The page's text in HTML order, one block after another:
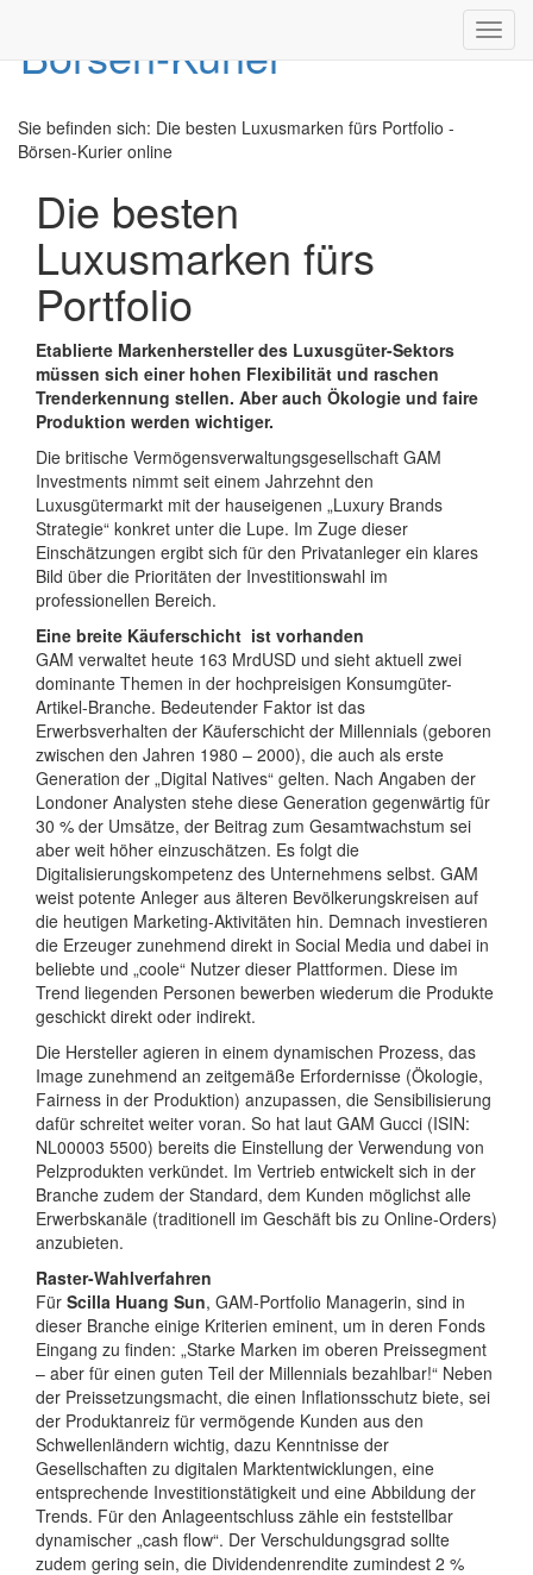
Sie befinden sich: Die besten Luxusmarken fürs Portfolio -
Börsen-Kurier online
Die besten
Luxusmarken fürs
Portfolio
Etablierte Markenhersteller des Luxusgüter-Sektors
müssen sich einer hohen Flexibilität und raschen
Trenderkennung stellen. Aber auch Ökologie und faire
Produktion werden wichtiger.
Die britische Vermögensverwaltungsgesellschaft GAM
Investments nimmt seit einem Jahrzehnt den
Luxusgütermarkt mit der hauseigenen „Luxury Brands
Strategie“ konkret unter die Lupe. Im Zuge dieser
Einschätzungen ergibt sich für den Privatanleger ein klares
Bild über die Prioritäten der Investitionswahl im
professionellen Bereich.
Eine breite Käuferschicht ist vorhanden
GAM verwaltet heute 163 MrdUSD und sieht aktuell zwei
dominante Themen in der hochpreisigen Konsumgüter-
Artikel-Branche. Bedeutender Faktor ist das
Erwerbsverhalten der Käuferschicht der Millennials (geboren
zwischen den Jahren 1980 – 2000), die auch als erste
Generation der „Digital Natives“ gelten. Nach Angaben der
Londoner Analysten stehe diese Generation gegenwärtig für
30 % der Umsätze, der Beitrag zum Gesamtwachstum sei
aber weit höher einzuschätzen. Es folgt die
Digitalisierungskompetenz des Unternehmens selbst. GAM
weist potente Anleger aus älteren Bevölkerungskreisen auf
die heutigen Marketing-Aktivitäten hin. Demnach investieren
die Erzeuger zunehmend direkt in Social Media und dabei in
beliebte und „coole“ Nutzer dieser Plattformen. Diese im
Trend liegenden Personen bewerben wiederum die Produkte
geschickt direkt oder indirekt.
Die Hersteller agieren in einem dynamischen Prozess, das
Image zunehmend an zeitgemäße Erfordernisse (Ökologie,
Fairness in der Produktion) anzupassen, die Sensibilisierung
dafür schreitet weiter voran. So hat laut GAM Gucci (ISIN:
NL00003 5500) bereits die Einstellung der Verwendung von
Pelzprodukten verkündet. Im Vertrieb entwickelt sich in der
Branche zudem der Standard, dem Kunden möglichst alle
Erwerbskanäle (traditionell im Geschäft bis zu Online-Orders)
anzubieten.
Raster-Wahlverfahren
Für Scilla Huang Sun, GAM-Portfolio Managerin, sind in
dieser Branche einige Kriterien eminent, um in deren Fonds
Eingang zu finden: „Starke Marken im oberen Preissegment
– aber für einen guten Teil der Millennials bezahlbar!“ Neben
der Preissetzungsmacht, die einen Inflationsschutz biete, sei
der Produktanreiz für vermögende Kunden aus den
Schwellenländern wichtig, dazu Kenntnisse der
Gesellschaften zu digitalen Marktentwicklungen, eine
entsprechende Investitionstätigkeit und eine Abbildung der
Trends. Für den Anlageentschluss zähle ein feststellbar
dynamischer „cash flow“. Der Verschuldungsgrad sollte
zudem gering sein, die Dividendenrendite zumindest 2 %